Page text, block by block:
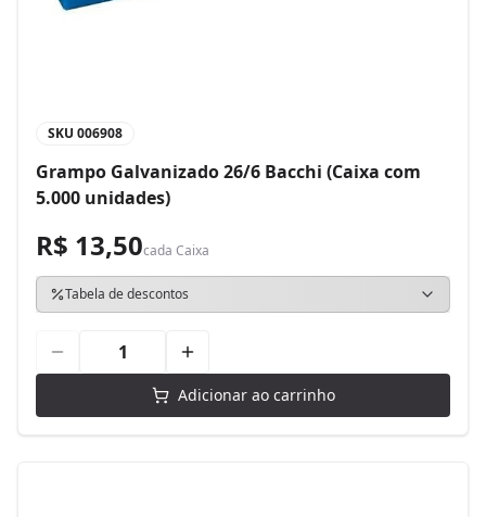
SKU 006908
Grampo Galvanizado 26/6 Bacchi (Caixa com
5.000 unidades)
R$ 13,50cada Caixa
Tabela de descontos
Adicionar ao carrinho